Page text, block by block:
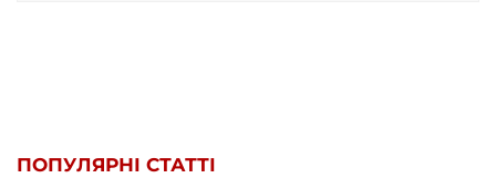
ПОПУЛЯРНІ СТАТТІ